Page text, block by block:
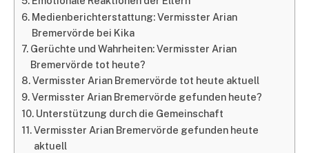
Medienberichterstattung: Vermisster Arian
Bremervörde bei Kika
Gerüchte und Wahrheiten: Vermisster Arian
Bremervörde tot heute?
Vermisster Arian Bremervörde tot heute aktuell
Vermisster Arian Bremervörde gefunden heute?
Unterstützung durch die Gemeinschaft
Vermisster Arian Bremervörde gefunden heute
aktuell